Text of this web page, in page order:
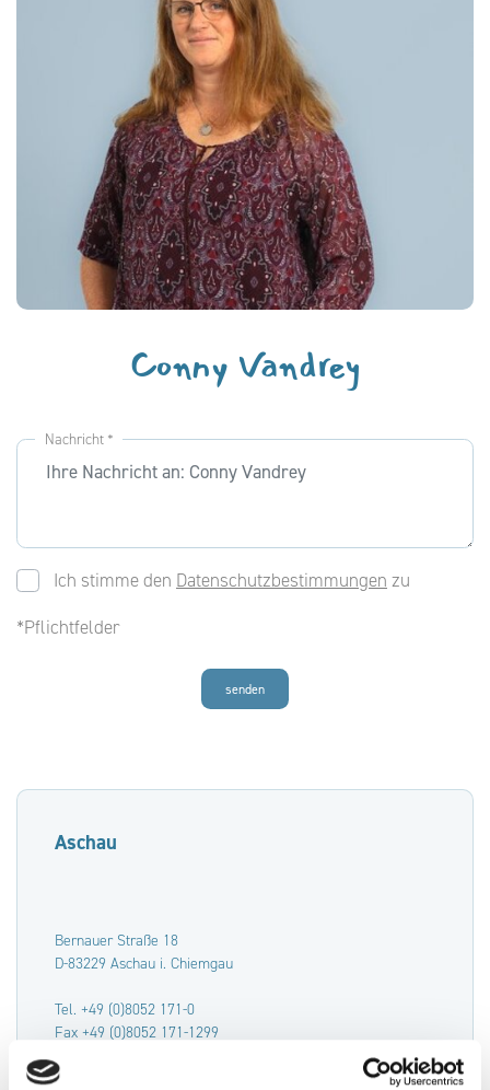
Conny Vandrey
Nachricht *
Ich stimme den Datenschutzbestimmungen zu
*Pflichtfelder
senden
Aschau
Bernauer Straße 18
D-83229 Aschau i. Chiemgau
Tel. +49 (0)8052 171-0
Fax +49 (0)8052 171-1299